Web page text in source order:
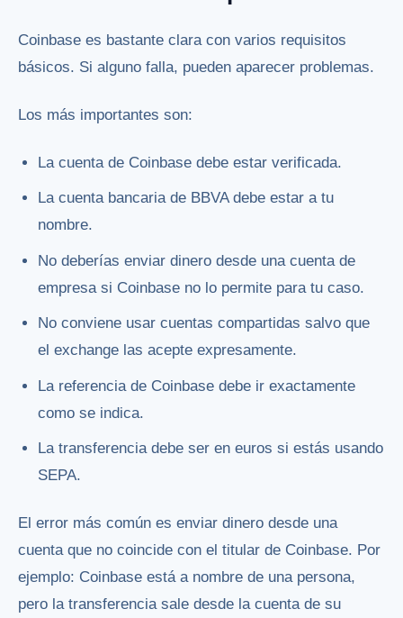
Coinbase es bastante clara con varios requisitos
básicos. Si alguno falla, pueden aparecer problemas.
Los más importantes son:
La cuenta de Coinbase debe estar verificada.
La cuenta bancaria de BBVA debe estar a tu
nombre.
No deberías enviar dinero desde una cuenta de
empresa si Coinbase no lo permite para tu caso.
No conviene usar cuentas compartidas salvo que
el exchange las acepte expresamente.
La referencia de Coinbase debe ir exactamente
como se indica.
La transferencia debe ser en euros si estás usando
SEPA.
El error más común es enviar dinero desde una
cuenta que no coincide con el titular de Coinbase. Por
ejemplo: Coinbase está a nombre de una persona,
pero la transferencia sale desde la cuenta de su